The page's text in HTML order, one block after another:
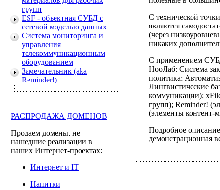
групп
ESF - объектная СУБД с
сетевой моделью данных
Система мониторинга и
управления
телекоммуникационным
оборудованием
Замечательник (aka
Reminder!)
РАСПРОДАЖА ДОМЕНОВ
Продаем домены, не
нашедшие реализации в
наших Интернет-проектах:
Интернет и IT
Напитки
С технической
являются
(через
никаких
С применением
НооЛаб: Система
политика;
Лингвистические
коммуникации);
групп); Reminder!
(элементы контент-
Подробное
демонстрационная